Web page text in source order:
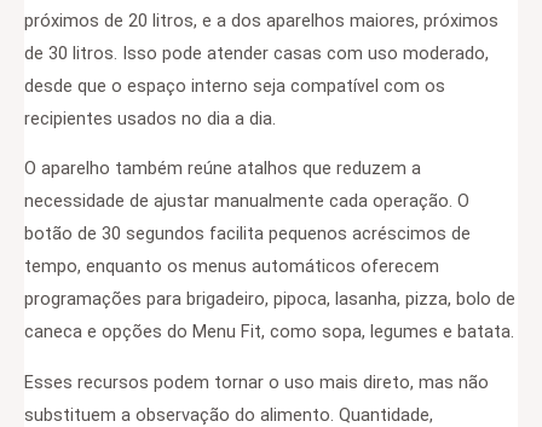
próximos de 20 litros, e a dos aparelhos maiores, próximos
de 30 litros. Isso pode atender casas com uso moderado,
desde que o espaço interno seja compatível com os
recipientes usados no dia a dia.
O aparelho também reúne atalhos que reduzem a
necessidade de ajustar manualmente cada operação. O
botão de 30 segundos facilita pequenos acréscimos de
tempo, enquanto os menus automáticos oferecem
programações para brigadeiro, pipoca, lasanha, pizza, bolo de
caneca e opções do Menu Fit, como sopa, legumes e batata.
Esses recursos podem tornar o uso mais direto, mas não
substituem a observação do alimento. Quantidade,